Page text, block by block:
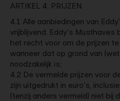
ARTIKEL 4. PRIJZEN
4.1 Alle aanbiedingen van
vrijblijvend. Eddy's Musthaves
het recht voor om de prijzen
wanneer dat op grond van
noodzakelijk is;
4.2 De vermelde prijzen voor
zijn uitgedrukt in euro's,
(tenzij anders vermeld) niet bij